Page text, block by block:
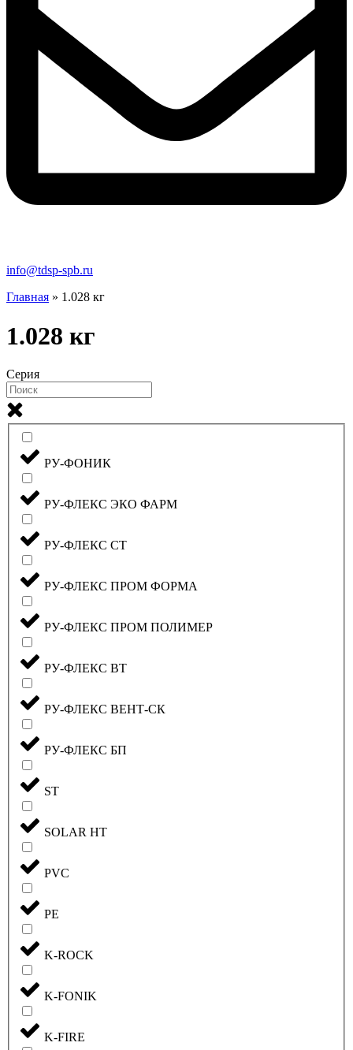
info@tdsp-spb.ru
Главная » 1.028 кг
1.028 кг
Серия
РУ-ФОНИК
РУ-ФЛЕКС ЭКО ФАРМ
РУ-ФЛЕКС СТ
РУ-ФЛЕКС ПРОМ ФОРМА
РУ-ФЛЕКС ПРОМ ПОЛИМЕР
РУ-ФЛЕКС ВТ
РУ-ФЛЕКС ВЕНТ-СК
РУ-ФЛЕКС БП
ST
SOLAR HT
PVC
PE
K-ROCK
K-FONIK
K-FIRE